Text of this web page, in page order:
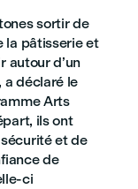
sortir de
la pâtisserie et
autour d’un
a déclaré le
Arts
ils ont
et de
de
ci